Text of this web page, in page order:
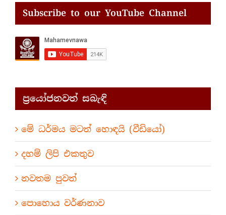
Subscribe to our YouTube Channel
ප්‍රයෝජනවත් සබැඳි
මේ ධර්මය මටත් හොඳයි (වීඩියෝ)
දහම් ලිපි එකතුව
නවතම පුවත්
පොහොය වර්ණනාව